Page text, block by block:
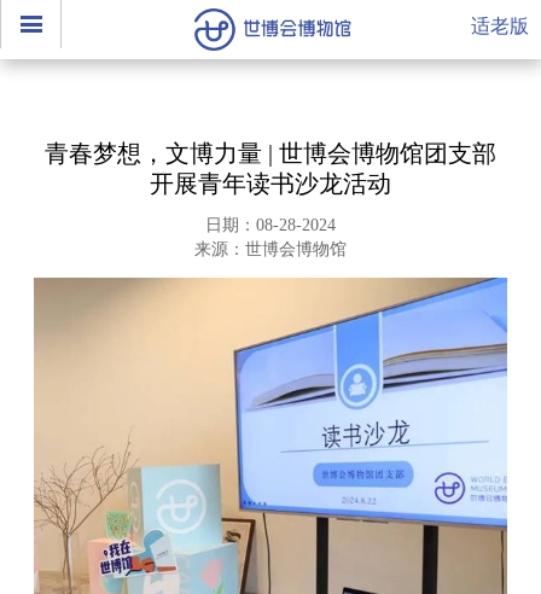
适老版
青春梦想，文博力量 | 世博会博物馆团支部
开展青年读书沙龙活动
日期：08-28-2024
来源：世博会博物馆